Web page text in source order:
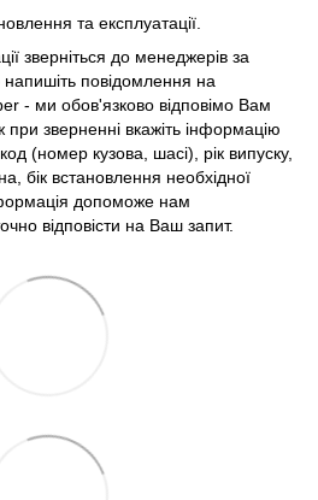
та експлуатації.
зверніться до менеджерів за
повідомлення на
- ми обов'язково відповімо Вам
зверненні вкажіть інформацію
(номер кузова, шасі), рік випуску,
бік встановлення необхідної
допоможе нам
відповісти на Ваш запит.